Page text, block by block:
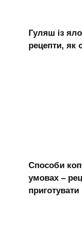
Гуляш із
рецепти, як
Способи
умовах –
приготувати